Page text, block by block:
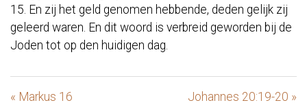
15. En zij het geld genomen hebbende, deden gelijk zij
geleerd waren. En dit woord is verbreid geworden bij de
Joden tot op den huidigen dag.
« Markus 16 Johannes 20:19-20 »